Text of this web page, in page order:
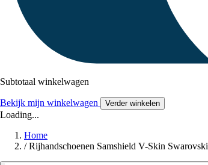
Subtotaal winkelwagen
Bekijk mijn winkelwagen Verder winkelen
Loading...
Home
/ Rijhandschoenen Samshield V-Skin Swarovski